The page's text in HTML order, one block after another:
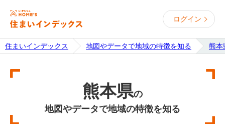
ログイン
住まいインデックス 地図やデータで地域の特徴を知る 熊本
熊本県の
地図やデータで地域の特徴を知る